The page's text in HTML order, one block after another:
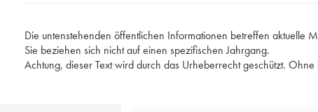
Die untenstehenden öffentlichen Informationen betreffen aktuelle
Sie beziehen sich nicht auf einen spezifischen Jahrgang.
Achtung, dieser Text wird durch das Urheberrecht geschützt.